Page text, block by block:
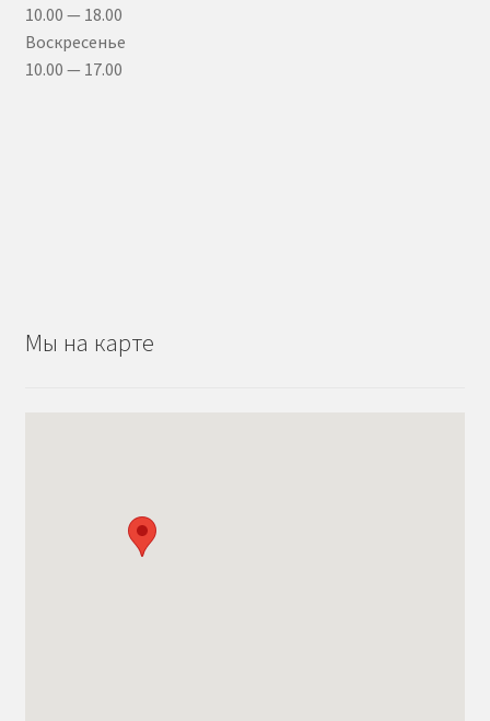
10.00 — 18.00
Воскресенье
10.00 — 17.00
Мы на карте